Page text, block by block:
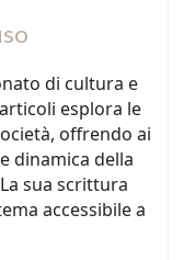
di cultura e
esplora le
offrendo ai
dinamica della
sua scrittura
accessibile a